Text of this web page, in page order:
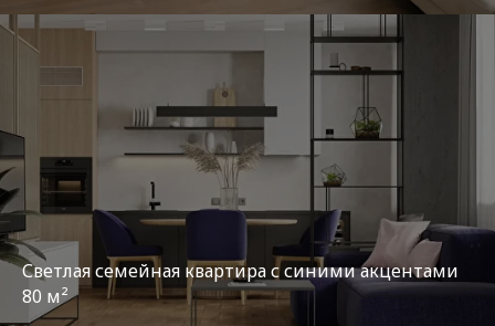
Светлая семейная квартира с синими акцентами
80 м²